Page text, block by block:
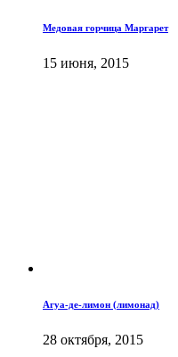
Медовая горчица Маргарет
15 июня, 2015
Агуа-де-лимон (лимонад)
28 октября, 2015